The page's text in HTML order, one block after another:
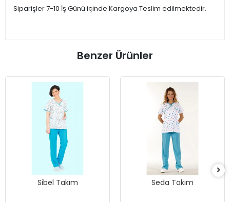
Siparişler 7-10 İş Günü içinde Kargoya Teslim edilmektedir.
Benzer Ürünler
Sibel Takım Seda Takım